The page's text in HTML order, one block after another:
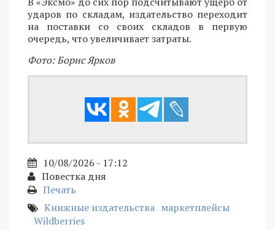
ударов по складам, издательство переходит
на поставки со своих складов в первую
очередь, что увеличивает затраты.
Фото: Борис Ярков
10/08/2026 - 17:12
Повестка дня
Печать
Книжные издательства маркетплейсы
Wildberries